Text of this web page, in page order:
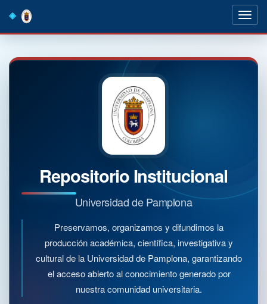
navigation
Repositorio Institucional
Universidad de Pamplona
Preservamos, organizamos y difundimos la
producción académica, científica, investigativa y
cultural de la Universidad de Pamplona, garantizando
el acceso abierto al conocimiento generado por
nuestra comunidad universitaria.